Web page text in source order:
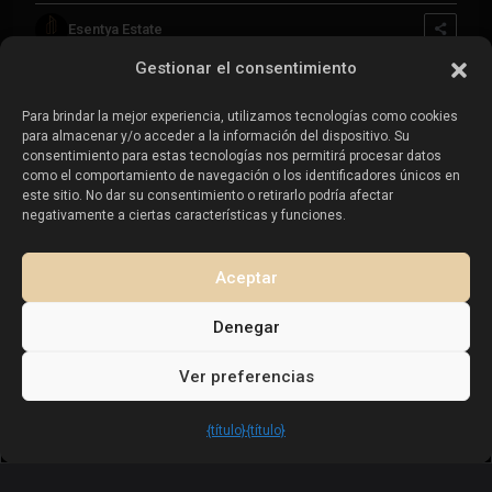
Gestionar el consentimiento
Para brindar la mejor experiencia, utilizamos tecnologías como cookies
para almacenar y/o acceder a la información del dispositivo. Su
consentimiento para estas tecnologías nos permitirá procesar datos
como el comportamiento de navegación o los identificadores únicos en
este sitio. No dar su consentimiento o retirarlo podría afectar
negativamente a ciertas características y funciones.
Aceptar
Denegar
Ver preferencias
{título}{título}
Esentya Estate
Propiedades en venta en La Zenia
Propiedades en venta en Cabo Roig
Vende tu propiedad:
Vender propiedad en La Mata